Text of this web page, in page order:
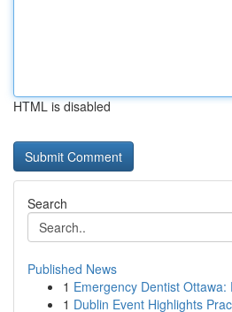
HTML is disabled
Search
Published News
1 Emergency Dentist
1 Dublin Event Highlights